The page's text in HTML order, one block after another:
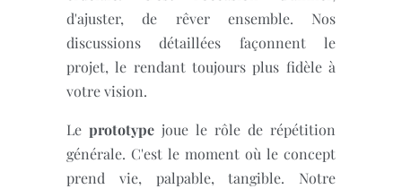
d'ajuster, de rêver ensemble. Nos
discussions détaillées façonnent le
projet, le rendant toujours plus fidèle à
votre vision.
Le prototype joue le rôle de répétition
générale. C'est le moment où le concept
prend vie, palpable, tangible. Notre